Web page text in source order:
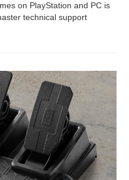
on PlayStation and PC is
technical support